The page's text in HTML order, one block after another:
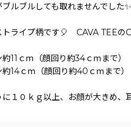
ルブルしても取れませんでした✨
トライプ柄です🎈 CAVA TEEの
11ｃｍ（顔回り約34ｃｍまで）
14ｃｍ（顔回り約40ｃｍまで）
１０ｋｇ以上、お顔が大きめ、